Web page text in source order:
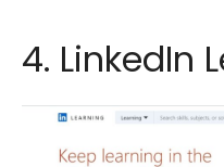
4. LinkedIn